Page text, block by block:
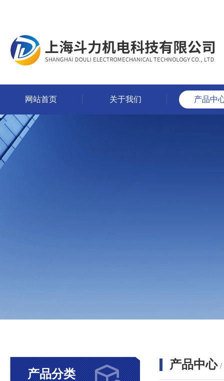
网站首页 关于我们 产品中
产品分类
产品中心 /